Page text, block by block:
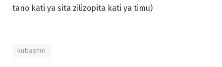
tano kati ya sita zilizopita kati ya timu)
kubashiri